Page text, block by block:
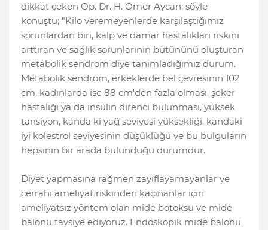
dikkat çeken Op. Dr. H. Ömer Aycan; şöyle
konuştu; "Kilo veremeyenlerde karşılaştığımız
sorunlardan biri, kalp ve damar hastalıkları riskini
arttıran ve sağlık sorunlarının bütününü oluşturan
metabolik sendrom diye tanımladığımız durum.
Metabolik sendrom, erkeklerde bel çevresinin 102
cm, kadınlarda ise 88 cm'den fazla olması, şeker
hastalığı ya da insülin direnci bulunması, yüksek
tansiyon, kanda ki yağ seviyesi yüksekliği, kandaki
iyi kolestrol seviyesinin düşüklüğü ve bu bulguların
hepsinin bir arada bulunduğu durumdur.
Diyet yapmasına rağmen zayıflayamayanlar ve
cerrahi ameliyat riskinden kaçınanlar için
ameliyatsız yöntem olan mide botoksu ve mide
balonu tavsiye ediyoruz. Endoskopik mide balonu